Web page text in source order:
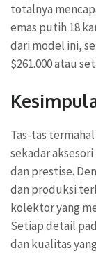
totalnya
emas putih 18
dari model ini,
$261.000 atau
Tas-tas
sekadar
dan prestise.
dan produksi
kolektor yang
Setiap detail
dan kualitas